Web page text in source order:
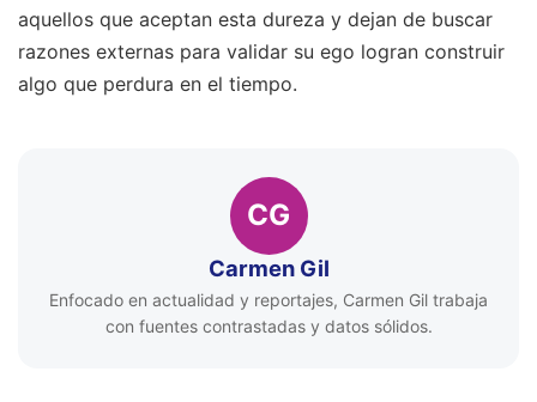
aquellos que aceptan esta dureza y dejan de buscar
razones externas para validar su ego logran construir
algo que perdura en el tiempo.
CG
Carmen Gil
Enfocado en actualidad y reportajes, Carmen Gil trabaja
con fuentes contrastadas y datos sólidos.